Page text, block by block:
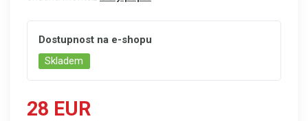
Dostupnost na e-shopu
Skladem
28 EUR